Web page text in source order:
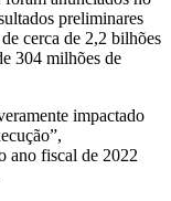
preliminares
cerca de 2,2 bilhões
304 milhões de
impactado
ano fiscal de 2022